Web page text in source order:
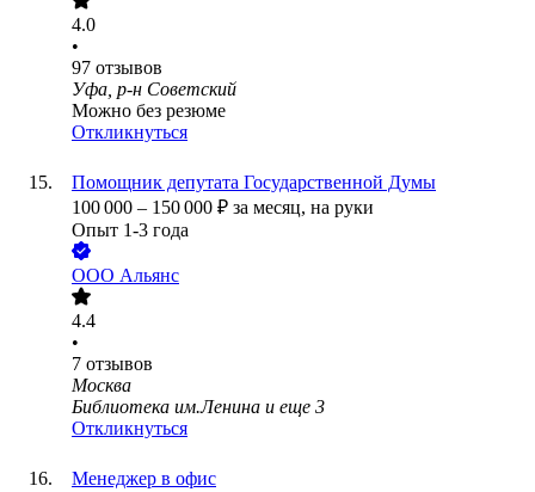
4.0
•
97 отзывов
Уфа, р-н Советский
Можно без резюме
Откликнуться
Помощник депутата Государственной Думы
100 000 – 150 000 ₽ за месяц, на руки
Опыт 1-3 года
ООО Альянс
4.4
•
7 отзывов
Москва
Библиотека им.Ленина и еще 3
Откликнуться
Менеджер в офис